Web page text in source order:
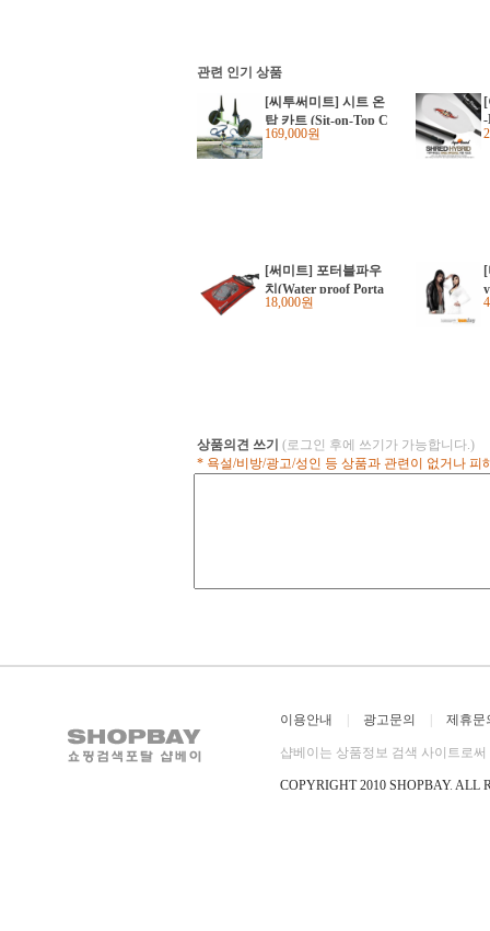
관련 인기 상품
[씨투써미트] 시트 온
탑 카트 (Sit-on-Top C
art)
169,000원
-
[써미트] 포터블파우
치(Water proof Porta
ble pouch) M
18,000원
상품의견 쓰기 (로그인 후에 쓰기가 가능합니다.)
* 욕설/비방/광고/성인 등 상품과 관련이 없거나
이용안내 광고문의 제휴문
샵베이는 상품정보 검색 사이트로
COPYRIGHT 2010 SHOPBAY. ALL